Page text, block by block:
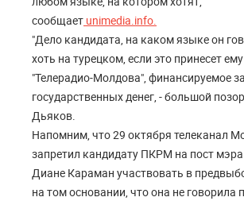
сообщает unimedia.info.
"Дело кандидата, на каком языке он
хоть на турецком, если это принесет
"Телерадио-Молдова", финансируемое
государственных денег, - большой
Дьяков.
Напомним, что 29 октября телеканал
запретил кандидату ПКРМ на пост
Диане Караман участвовать в
на том основании, что она не